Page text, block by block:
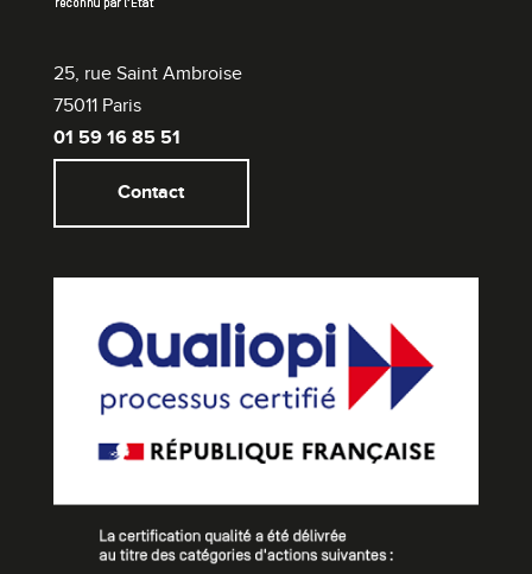
25, rue Saint Ambroise
75011 Paris
01 59 16 85 51
Contact